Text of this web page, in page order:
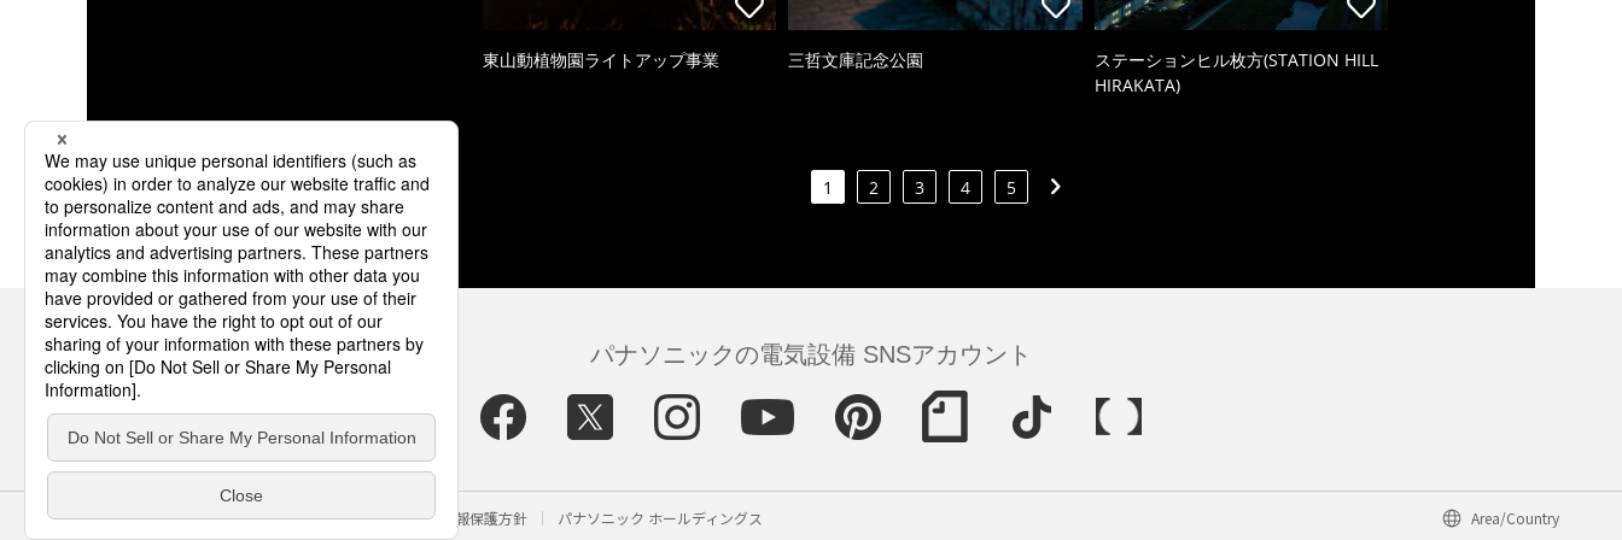
東山動植物園ライトアップ事業 三哲文庫記念公園
ステーションヒル枚方(STATION HILL
HIRAKATA)
1 2 3 4 5
パナソニックの電気設備 SNSアカウント
サイトのご利用にあたって クッキーポリシー 個人情報保護方針 パナソニック ホールディングス Area/Country